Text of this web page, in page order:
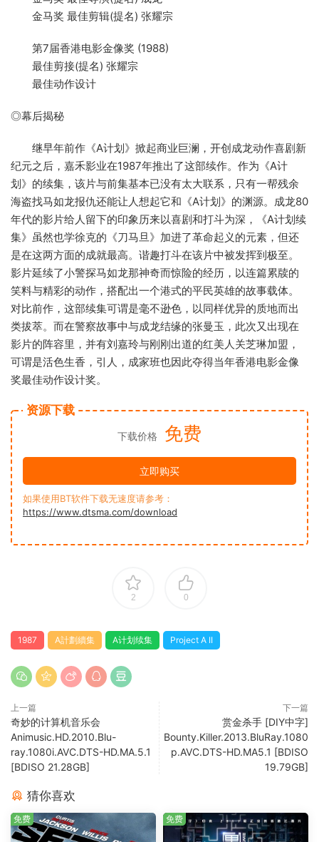
金马奖 最佳剪辑(提名) 张耀宗
第7届香港电影金像奖 (1988)
最佳剪接(提名) 张耀宗
最佳动作设计
◎幕后揭秘
继早年前作《A计划》掀起商业巨澜，开创成龙动作喜剧新
纪元之后，嘉禾影业在1987年推出了这部续作。作为《A计
划》的续集，该片与前集基本已没有太大联系，只有一帮残余
海盗找马如龙报仇还能让人想起它和《A计划》的渊源。成龙80
年代的影片给人留下的印象历来以喜剧和打斗为深，《A计划续
集》虽然也学徐克的《刀马旦》加进了革命起义的元素，但还
是在这两方面的成就最高。谐趣打斗在该片中被发挥到极至。
影片延续了小警探马如龙那神奇而惊险的经历，以连篇累牍的
笑料与精彩的动作，搭配出一个港式的平民英雄的故事载体。
对比前作，这部续集可谓是毫不逊色，以同样优异的质地而出
类拔萃。而在警察故事中与成龙结缘的张曼玉，此次又出现在
影片的阵容里，并有刘嘉玲与刚刚出道的红美人关芝琳加盟，
可谓是活色生香，引人，成家班也因此夺得当年香港电影金像
奖最佳动作设计奖。
资源下载
下载价格 免费
立即购买
如果使用BT软件下载无速度请参考：
https://www.dtsma.com/download
2 0
1987 A計劃續集 A计划续集 Project A II
上一篇
奇妙的计算机音乐会
Animusic.HD.2010.Blu-
ray.1080i.AVC.DTS-HD.MA.5.1
[BDISO 21.28GB]
下一篇
赏金杀手 [DIY中字]
Bounty.Killer.2013.BluRay.1080
p.AVC.DTS-HD.MA5.1 [BDISO
19.79GB]
猜你喜欢
免费 免费